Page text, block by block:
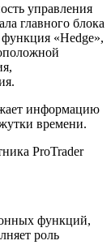
управления
главного блока
«Hedge»,
информацию
времени.
функций,
роль